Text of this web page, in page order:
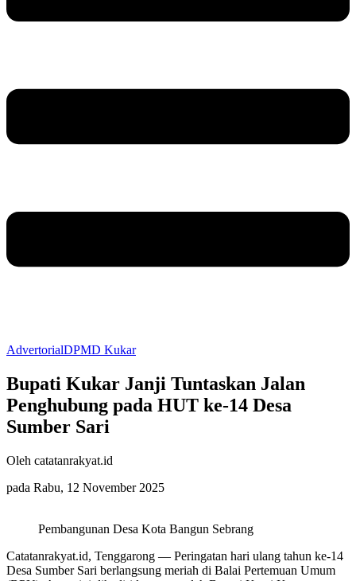
AdvertorialDPMD Kukar
Bupati Kukar Janji Tuntaskan Jalan
Penghubung pada HUT ke-14 Desa
Sumber Sari
Oleh catatanrakyat.id
pada Rabu, 12 November 2025
Pembangunan Desa Kota Bangun Sebrang
Catatanrakyat.id, Tenggarong — Peringatan hari ulang tahun ke-14
Desa Sumber Sari berlangsung meriah di Balai Pertemuan Umum